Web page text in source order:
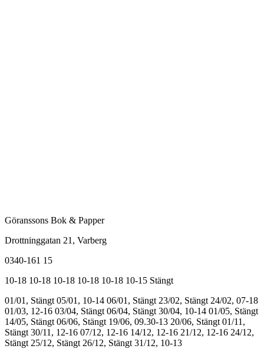
Göranssons Bok & Papper
Drottninggatan 21 , Varberg
0340-161 15
10-18 10-18 10-18 10-18 10-18 10-15 Stängt
01/01, Stängt 05/01, 10-14 06/01, Stängt 23/02, Stängt 24/02, 07-18
01/03, 12-16 03/04, Stängt 06/04, Stängt 30/04, 10-14 01/05, Stängt
14/05, Stängt 06/06, Stängt 19/06, 09.30-13 20/06, Stängt 01/11,
Stängt 30/11, 12-16 07/12, 12-16 14/12, 12-16 21/12, 12-16 24/12,
Stängt 25/12, Stängt 26/12, Stängt 31/12, 10-13